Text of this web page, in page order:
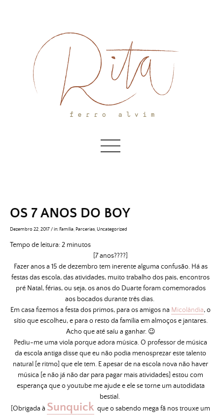
OS 7 ANOS DO BOY
Dezembro 22, 2017/in: Família Parcerias Uncategorized
Tempo de leitura:2 minutos
[7 anos????]
Fazer anos a 15 de dezembro tem inerente alguma confusão. Há as
festas das escola, das atividades, muito trabalho dos pais, encontros
pré Natal, férias, ou seja, os anos do Duarte foram comemorados
aos bocados durante três dias.
Em casa fizemos a festa dos primos, para os amigos na Micolândia, o
sítio que escolheu, e para o resto da família em almoços e jantares.
Acho que até saíu a ganhar. 😉
Pediu-me uma viola porque adora música. O professor de música
da escola antiga disse que eu não podia menosprezar este talento
natural [e ritmo] que ele tem. E apesar de na escola nova não haver
música [e não já não dar para pagar mais atividades] estou com
esperança que o youtube me ajude e ele se torne um autodidata
bestial.
[Obrigada à Sunquick que o sabendo mega fã nos trouxe um